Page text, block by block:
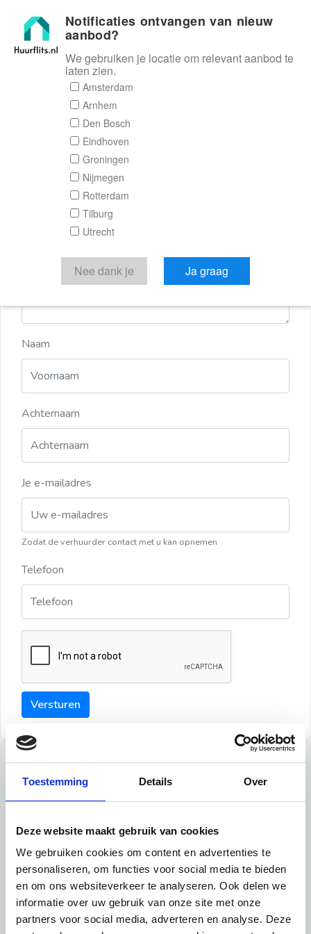
Toestemming Details Over
Deze website maakt gebruik van cookies
We gebruiken cookies om content en advertenties te
personaliseren, om functies voor social media te bieden
en om ons websiteverkeer te analyseren. Ook delen we
informatie over uw gebruik van onze site met onze
partners voor social media, adverteren en analyse. Deze
Huurflits
Reactieformulier
Huurflits
Verstuur je bericht
Door een bericht te sturen kom je in contact met de
aanbieder of makelaar van de woning.
Naam
Achternaam
Je e-mailadres
Zodat de verhuurder contact met u kan opnemen
Telefoon
Versturen
Tips
Tip 1:
Schrijf een duidelijke introductie en geef de volgende
informatie mee:
Ben je student, werkachtig of werkzoekend
Notificaties ontvangen van nieuw
aanbod?
We gebruiken je locatie om relevant aanbod te
laten zien.
Amsterdam
Arnhem
Den Bosch
Eindhoven
Groningen
Nijmegen
Rotterdam
Tilburg
Utrecht
Nee dank je Ja graag